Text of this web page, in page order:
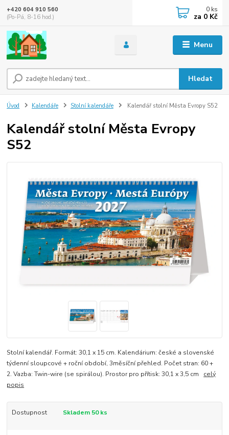
Menu
Hledat
+420 604 910 560
(Po-Pá, 8-16 hod.)
0 ks
za 0 Kč
Úvod Kalendáře Stolní kalendáře Kalendář stolní Města Evropy S52
Kalendář stolní Města Evropy
S52
Stolní kalendář. Formát: 30,1 x 15 cm. Kalendárium: české a slovenské
týdenní sloupcové + roční období, 3měsíční přehled. Počet stran: 60 +
2. Vazba: Twin-wire (se spirálou). Prostor pro přítisk: 30,1 x 3,5 cm celý
popis
Dostupnost Skladem 50 ks